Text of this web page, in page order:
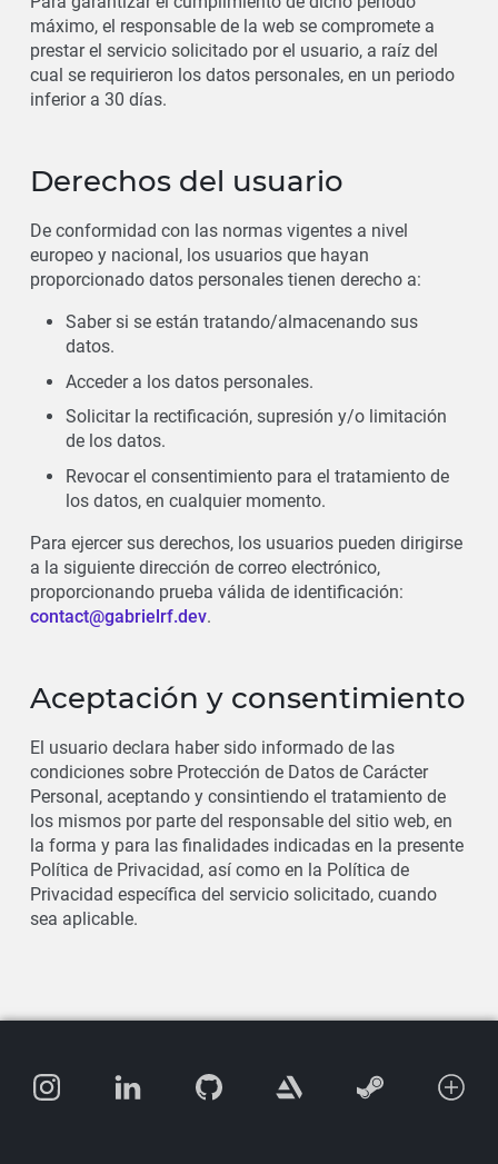
máximo, el responsable de la web se compromete a
prestar el servicio solicitado por el usuario, a raíz del
cual se requirieron los datos personales, en un periodo
inferior a 30 días.
Derechos del usuario
De conformidad con las normas vigentes a nivel
europeo y nacional, los usuarios que hayan
proporcionado datos personales tienen derecho a:
Saber si se están tratando/almacenando sus
datos.
Acceder a los datos personales.
Solicitar la rectificación, supresión y/o limitación
de los datos.
Revocar el consentimiento para el tratamiento de
los datos, en cualquier momento.
Para ejercer sus derechos, los usuarios pueden dirigirse
a la siguiente dirección de correo electrónico,
proporcionando prueba válida de identificación:
contact@gabrielrf.dev.
Aceptación y consentimiento
El usuario declara haber sido informado de las
condiciones sobre Protección de Datos de Carácter
Personal, aceptando y consintiendo el tratamiento de
los mismos por parte del responsable del sitio web, en
la forma y para las finalidades indicadas en la presente
Política de Privacidad, así como en la Política de
Privacidad específica del servicio solicitado, cuando
sea aplicable.